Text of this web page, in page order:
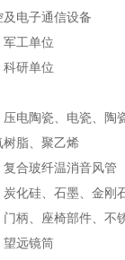
电子通信设备
工单位
研单位
电陶瓷、电瓷、陶
脂、聚乙烯
合玻纤温消音风管
化硅、石墨、金刚
柄、座椅部件、不
望远镜筒